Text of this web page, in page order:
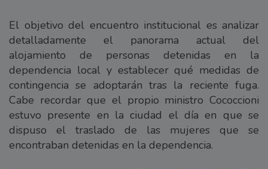
El objetivo del encuentro institucional es analizar
detalladamente el panorama actual del
alojamiento de personas detenidas en la
dependencia local y establecer qué medidas de
contingencia se adoptarán tras la reciente fuga.
Cabe recordar que el propio ministro Cococcioni
estuvo presente en la ciudad el día en que se
dispuso el traslado de las mujeres que se
encontraban detenidas en la dependencia.